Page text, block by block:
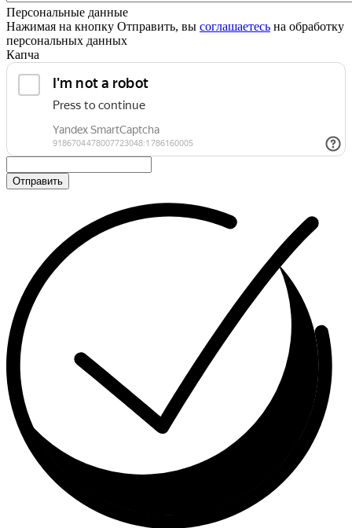
Персональные данные
Нажимая на кнопку Отправить, вы соглашаетесь на обработку
персональных данных
Капча
Отправить